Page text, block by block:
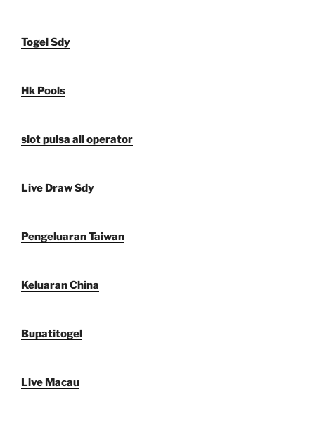
Togel Sdy
Hk Pools
slot pulsa all operator
Live Draw Sdy
Pengeluaran Taiwan
Keluaran China
Bupatitogel
Live Macau